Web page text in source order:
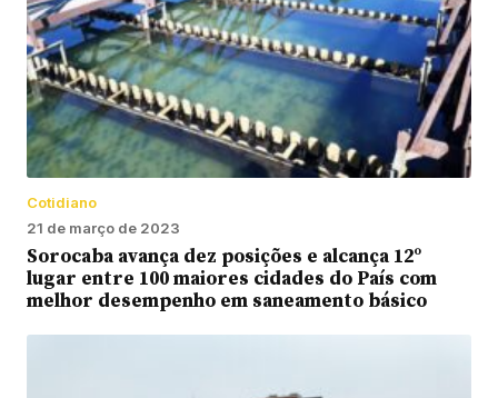
Cotidiano
21 de março de 2023
Sorocaba avança dez posições e alcança 12º
lugar entre 100 maiores cidades do País com
melhor desempenho em saneamento básico